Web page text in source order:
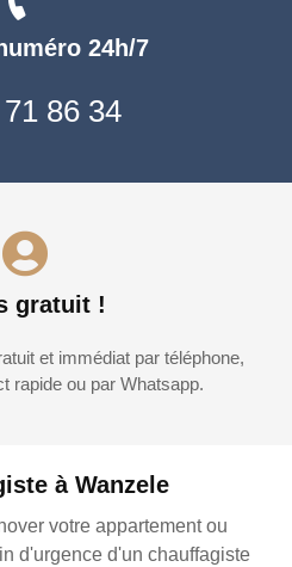
à Wanzele
votre appartement ou
d'urgence d'un chauffagiste
24h/7
86 34
gratuit !
et immédiat par téléphone,
rapide ou par Whatsapp.